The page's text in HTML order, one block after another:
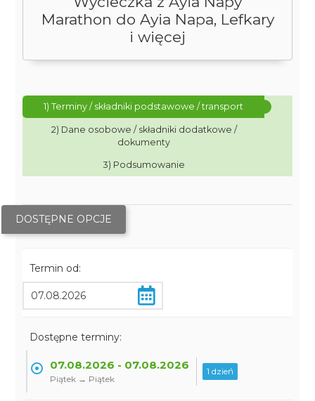
Marathon do Ayia Napa, Lefkary
i więcej
1) Terminy / składniki podstawowe / transport
2) Dane osobowe / składniki dodatkowe /
dokumenty
3) Podsumowanie
DOSTĘPNE OPCJE
Termin od:
Dostępne terminy:
07.08.2026 - 07.08.2026
Piątek → Piątek
1 dzień